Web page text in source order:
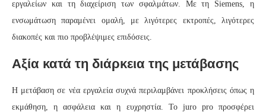
εργαλείων και τη διαχείριση των σφαλμάτων. Με τη Siemens, η
ενσωμάτωση παραμένει ομαλή, με λιγότερες εκτροπές, λιγότερες
διακοπές και πιο προβλέψιμες επιδόσεις.
Αξία κατά τη διάρκεια της μετάβασης
Η μετάβαση σε νέα εργαλεία συχνά περιλαμβάνει προκλήσεις όπως η
εκμάθηση, η ασφάλεια και η ευχρηστία. Το juro pro προσφέρει